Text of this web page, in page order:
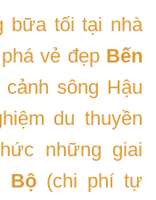
bữa tối tại nhà
vẻ đẹp Bến
sông Hậu
du thuyền
những giai
Bộ(chi phí tự